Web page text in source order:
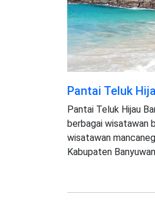
Pantai Teluk
Pantai Teluk Hijau
berbagai wisatawan
wisatawan
Kabupaten